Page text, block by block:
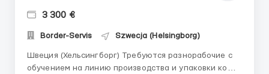
3 300 €
Border-Servis Szwecja (Helsingborg)
Швеция (Хельсингборг) Требуются разнорабочие с
обучением на линию производства и упаковки кофе: